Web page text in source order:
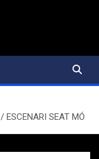
ESCENARI SEAT MÓ